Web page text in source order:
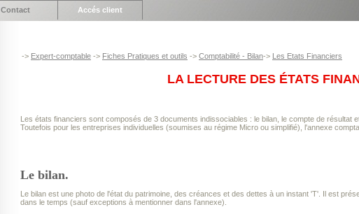
Contact Accés client
-> Expert-comptable -> Fiches Pratiques et outils -> Comptabilité - Bilan-> Les Etats Financiers
LA LECTURE DES ÉTATS
Les états financiers sont composés de 3 documents indissociables : le bilan, le compte de résultat
Toutefois pour les entreprises individuelles (soumises au régime Micro ou simplifié), l'annexe
Le bilan.
Le bilan est une photo de l'état du patrimoine, des créances et des dettes à un instant 'T'. Il est
dans le temps (sauf exceptions à mentionner dans l'annexe).